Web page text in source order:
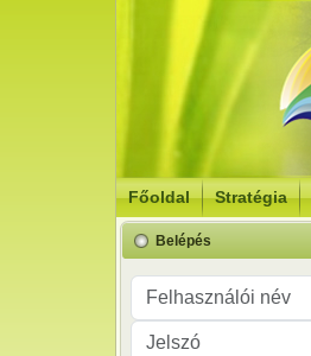
Főoldal Stratégia
Belépés
Felhasználói név
Jelszó